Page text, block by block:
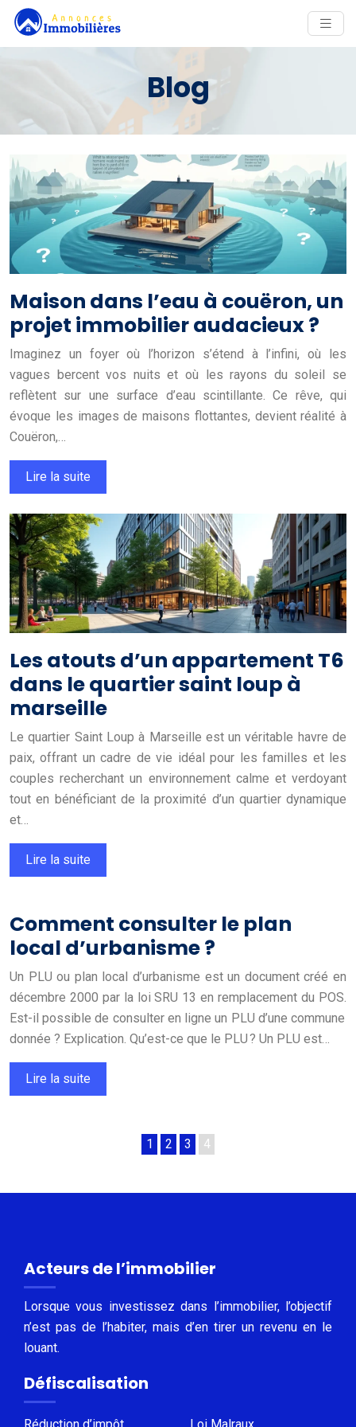
Blog
Maison dans l’eau à couëron, un
projet immobilier audacieux ?
Imaginez un foyer où l’horizon s’étend à l’infini, où les
vagues bercent vos nuits et où les rayons du soleil se
reflètent sur une surface d’eau scintillante. Ce rêve, qui
évoque les images de maisons flottantes, devient réalité à
Couëron,…
Lire la suite
Les atouts d’un appartement T6
dans le quartier saint loup à
marseille
Le quartier Saint Loup à Marseille est un véritable havre de
paix, offrant un cadre de vie idéal pour les familles et les
couples recherchant un environnement calme et verdoyant
tout en bénéficiant de la proximité d’un quartier dynamique
et…
Lire la suite
Comment consulter le plan
local d’urbanisme ?
Un PLU ou plan local d’urbanisme est un document créé en
décembre 2000 par la loi SRU 13 en remplacement du POS.
Est-il possible de consulter en ligne un PLU d’une commune
donnée ? Explication. Qu’est-ce que le PLU ? Un PLU est…
Lire la suite
1 2 3 4
Acteurs de l’immobilier
Lorsque vous investissez dans l’immobilier, l’objectif
n’est pas de l’habiter, mais d’en tirer un revenu en le
louant.
Défiscalisation